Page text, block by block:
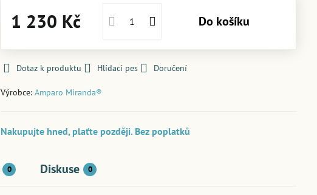
1 230 Kč Do košíku
Dotaz k produktu Hlídací pes Doručení
Výrobce:Amparo Miranda®
Nakupujte hned, plaťte později. Bez poplatků
0 Diskuse 0